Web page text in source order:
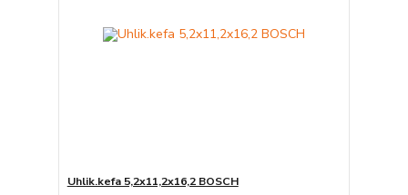
Uhlik.kefa 5,2x11,2x16,2 BOSCH